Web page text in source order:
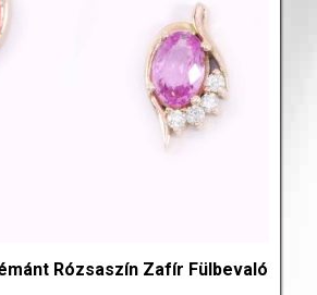
Rózsaszín Zafír Fülbevaló